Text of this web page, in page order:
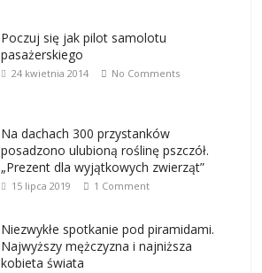
Poczuj się jak pilot samolotu
pasażerskiego
24 kwietnia 2014 No Comments
Na dachach 300 przystanków
posadzono ulubioną roślinę pszczół.
„Prezent dla wyjątkowych zwierząt”
15 lipca 2019 1 Comment
Niezwykłe spotkanie pod piramidami.
Najwyższy mężczyzna i najniższa
kobieta świata